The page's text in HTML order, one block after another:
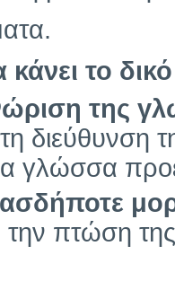
κάνει το
της
διεύθυνση
γλώσσα
πτώση